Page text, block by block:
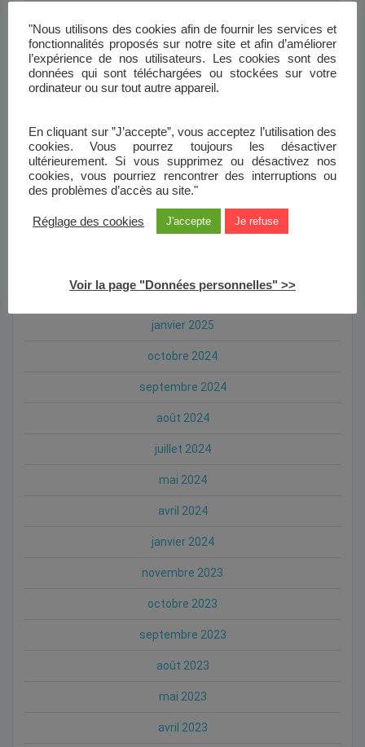
décembre 2025
novembre 2025
septembre 2025
juillet 2025
avril 2025
février 2025
janvier 2025
octobre 2024
septembre 2024
août 2024
juillet 2024
mai 2024
avril 2024
janvier 2024
novembre 2023
octobre 2023
septembre 2023
août 2023
mai 2023
avril 2023
"Nous utilisons des cookies afin de fournir les services et
fonctionnalités proposés sur notre site et afin d’améliorer
l’expérience de nos utilisateurs. Les cookies sont des
données qui sont téléchargées ou stockées sur votre
ordinateur ou sur tout autre appareil.
En cliquant sur ”J’accepte”, vous acceptez l’utilisation des
cookies. Vous pourrez toujours les désactiver
ultérieurement. Si vous supprimez ou désactivez nos
cookies, vous pourriez rencontrer des interruptions ou
des problèmes d’accès au site."
Réglage des cookies J'accepte Je refuse
Voir la page "Données personnelles" >>